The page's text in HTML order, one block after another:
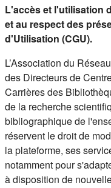
L'accès et l'utilisation
et au respect des
d'Utilisation (CGU).
L’Association du
des Directeurs de
Carrières des
de la recherche
bibliographique de
réservent le droit de
la plateforme, ses
notamment pour
à disposition de